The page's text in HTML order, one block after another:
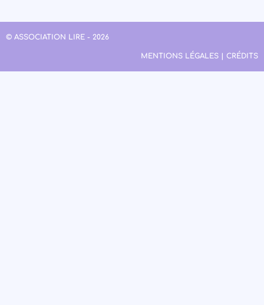
© ASSOCIATION LIRE - 2026
MENTIONS LÉGALES | CRÉDITS